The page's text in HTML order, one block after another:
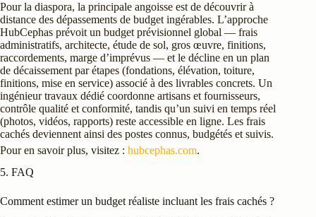
Pour la diaspora, la principale angoisse est de découvrir à
distance des dépassements de budget ingérables. L’approche
HubCephas prévoit un budget prévisionnel global — frais
administratifs, architecte, étude de sol, gros œuvre, finitions,
raccordements, marge d’imprévus — et le décline en un plan
de décaissement par étapes (fondations, élévation, toiture,
finitions, mise en service) associé à des livrables concrets. Un
ingénieur travaux dédié coordonne artisans et fournisseurs,
contrôle qualité et conformité, tandis qu’un suivi en temps réel
(photos, vidéos, rapports) reste accessible en ligne. Les frais
cachés deviennent ainsi des postes connus, budgétés et suivis.
Pour en savoir plus, visitez : hubcephas.com.
5. FAQ
Comment estimer un budget réaliste incluant les frais cachés ?